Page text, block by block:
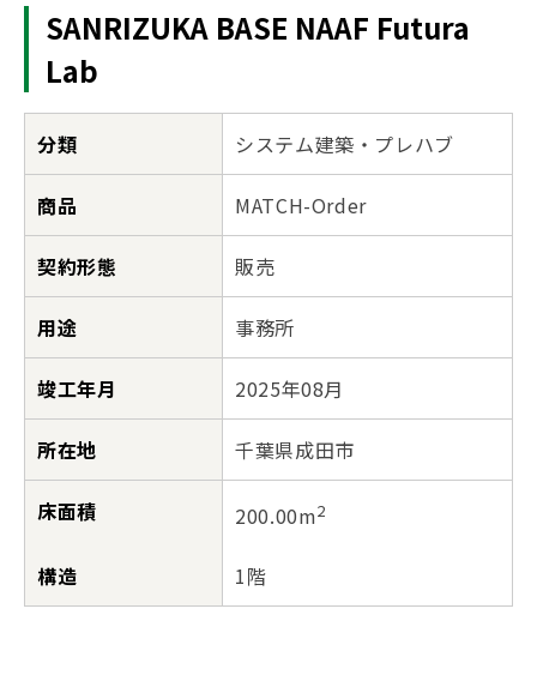
SANRIZUKA BASE NAAF Futura
Lab
分類 システム建築・プレハブ
商品 MATCH-Order
契約形態 販売
用途 事務所
竣工年月 2025年08月
所在地 千葉県成田市
床面積 200.00m2
構造 1階